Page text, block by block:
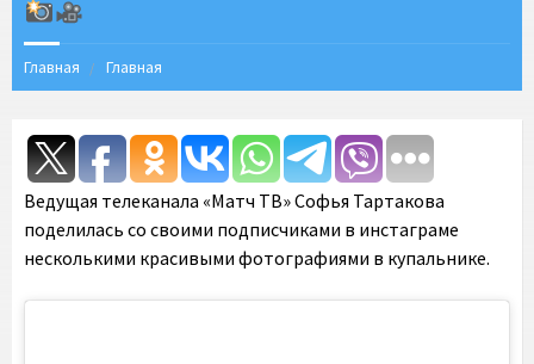
Главная Главная
Ведущая телеканала «Матч ТВ» Софья Тартакова
поделилась со своими подписчиками в инстаграме
несколькими красивыми фотографиями в купальнике.